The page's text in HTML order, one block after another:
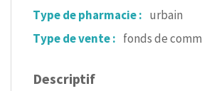
Type de pharmacie : urbain
Type de vente : fonds de
Descriptif